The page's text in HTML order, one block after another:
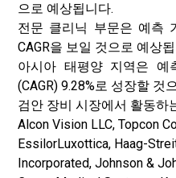
으로 예상됩니다.
전문 클리닉 부문은 예측
CAGR을 보일 것으로 예상
아시아 태평양 지역은
(CAGR) 9.28%로 성장할 것
검안 장비 시장에서 활동하
Alcon Vision LLC, Topcon
EssilorLuxottica, Haag-
Incorporated, Johnson &